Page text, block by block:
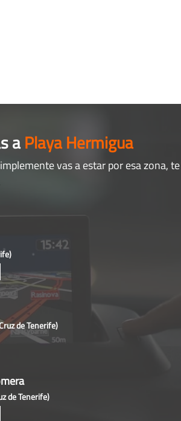
aPlaya Hermigua
vas a estar por esa zona,
de Tenerife)
de Tenerife)